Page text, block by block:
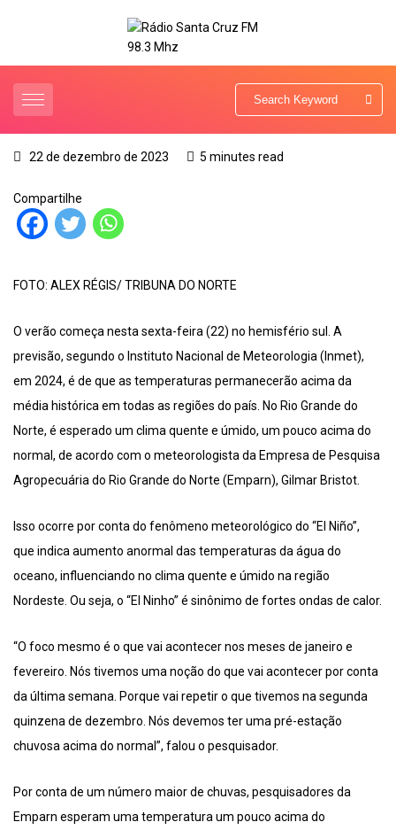
22 de dezembro de 2023 5 minutes read
Compartilhe
FOTO: ALEX RÉGIS/ TRIBUNA DO NORTE
O verão começa nesta sexta-feira (22) no hemisfério sul. A
previsão, segundo o Instituto Nacional de Meteorologia (Inmet),
em 2024, é de que as temperaturas permanecerão acima da
média histórica em todas as regiões do país. No Rio Grande do
Norte, é esperado um clima quente e úmido, um pouco acima do
normal, de acordo com o meteorologista da Empresa de Pesquisa
Agropecuária do Rio Grande do Norte (Emparn), Gilmar Bristot.
Isso ocorre por conta do fenômeno meteorológico do “El Niño”,
que indica aumento anormal das temperaturas da água do
oceano, influenciando no clima quente e úmido na região
Nordeste. Ou seja, o “El Ninho” é sinônimo de fortes ondas de calor.
“O foco mesmo é o que vai acontecer nos meses de janeiro e
fevereiro. Nós tivemos uma noção do que vai acontecer por conta
da última semana. Porque vai repetir o que tivemos na segunda
quinzena de dezembro. Nós devemos ter uma pré-estação
chuvosa acima do normal”, falou o pesquisador.
Por conta de um número maior de chuvas, pesquisadores da
Emparn esperam uma temperatura um pouco acima do